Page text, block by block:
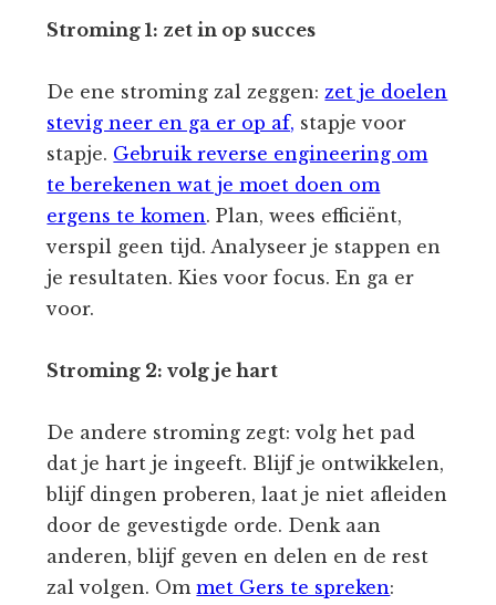
Stroming 1: zet in op succes
De ene stroming zal zeggen:zet je doelen
stevig neer en ga er op af, stapje voor
stapje. Gebruik reverse engineering om
te berekenen wat je moet doen om
ergens te komen. Plan, wees efficiënt,
verspil geen tijd. Analyseer je stappen en
je resultaten. Kies voor focus. En ga er
voor.
Stroming 2: volg je hart
De andere stroming zegt: volg het pad
dat je hart je ingeeft. Blijf je ontwikkelen,
blijf dingen proberen, laat je niet afleiden
door de gevestigde orde. Denk aan
anderen, blijf geven en delen en de rest
zal volgen. Ommet Gers te spreken: